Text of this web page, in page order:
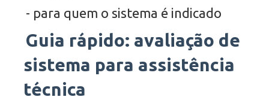
- para quem o sistema é indicado
Guia rápido: avaliação de
sistema para assistência
técnica